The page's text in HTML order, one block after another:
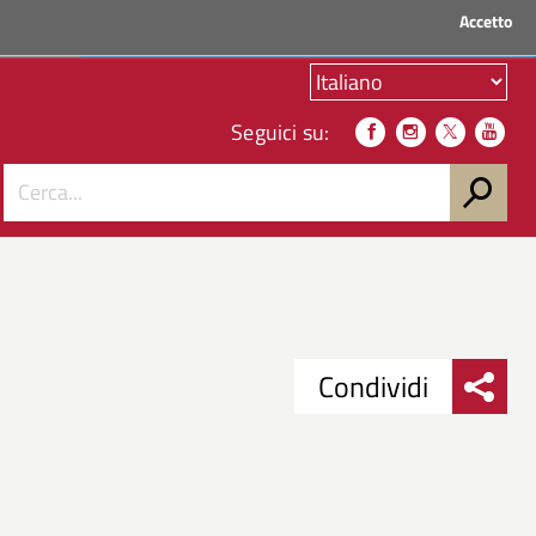
Accetto
Seguici su:
Condividi